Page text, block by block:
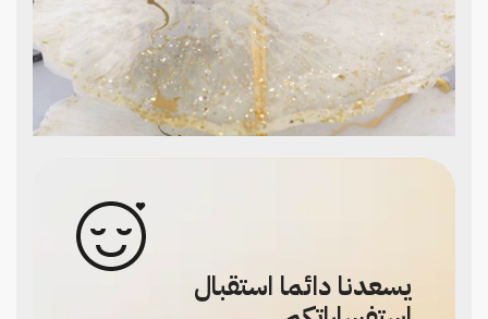
يسعدنا دائما استقبال